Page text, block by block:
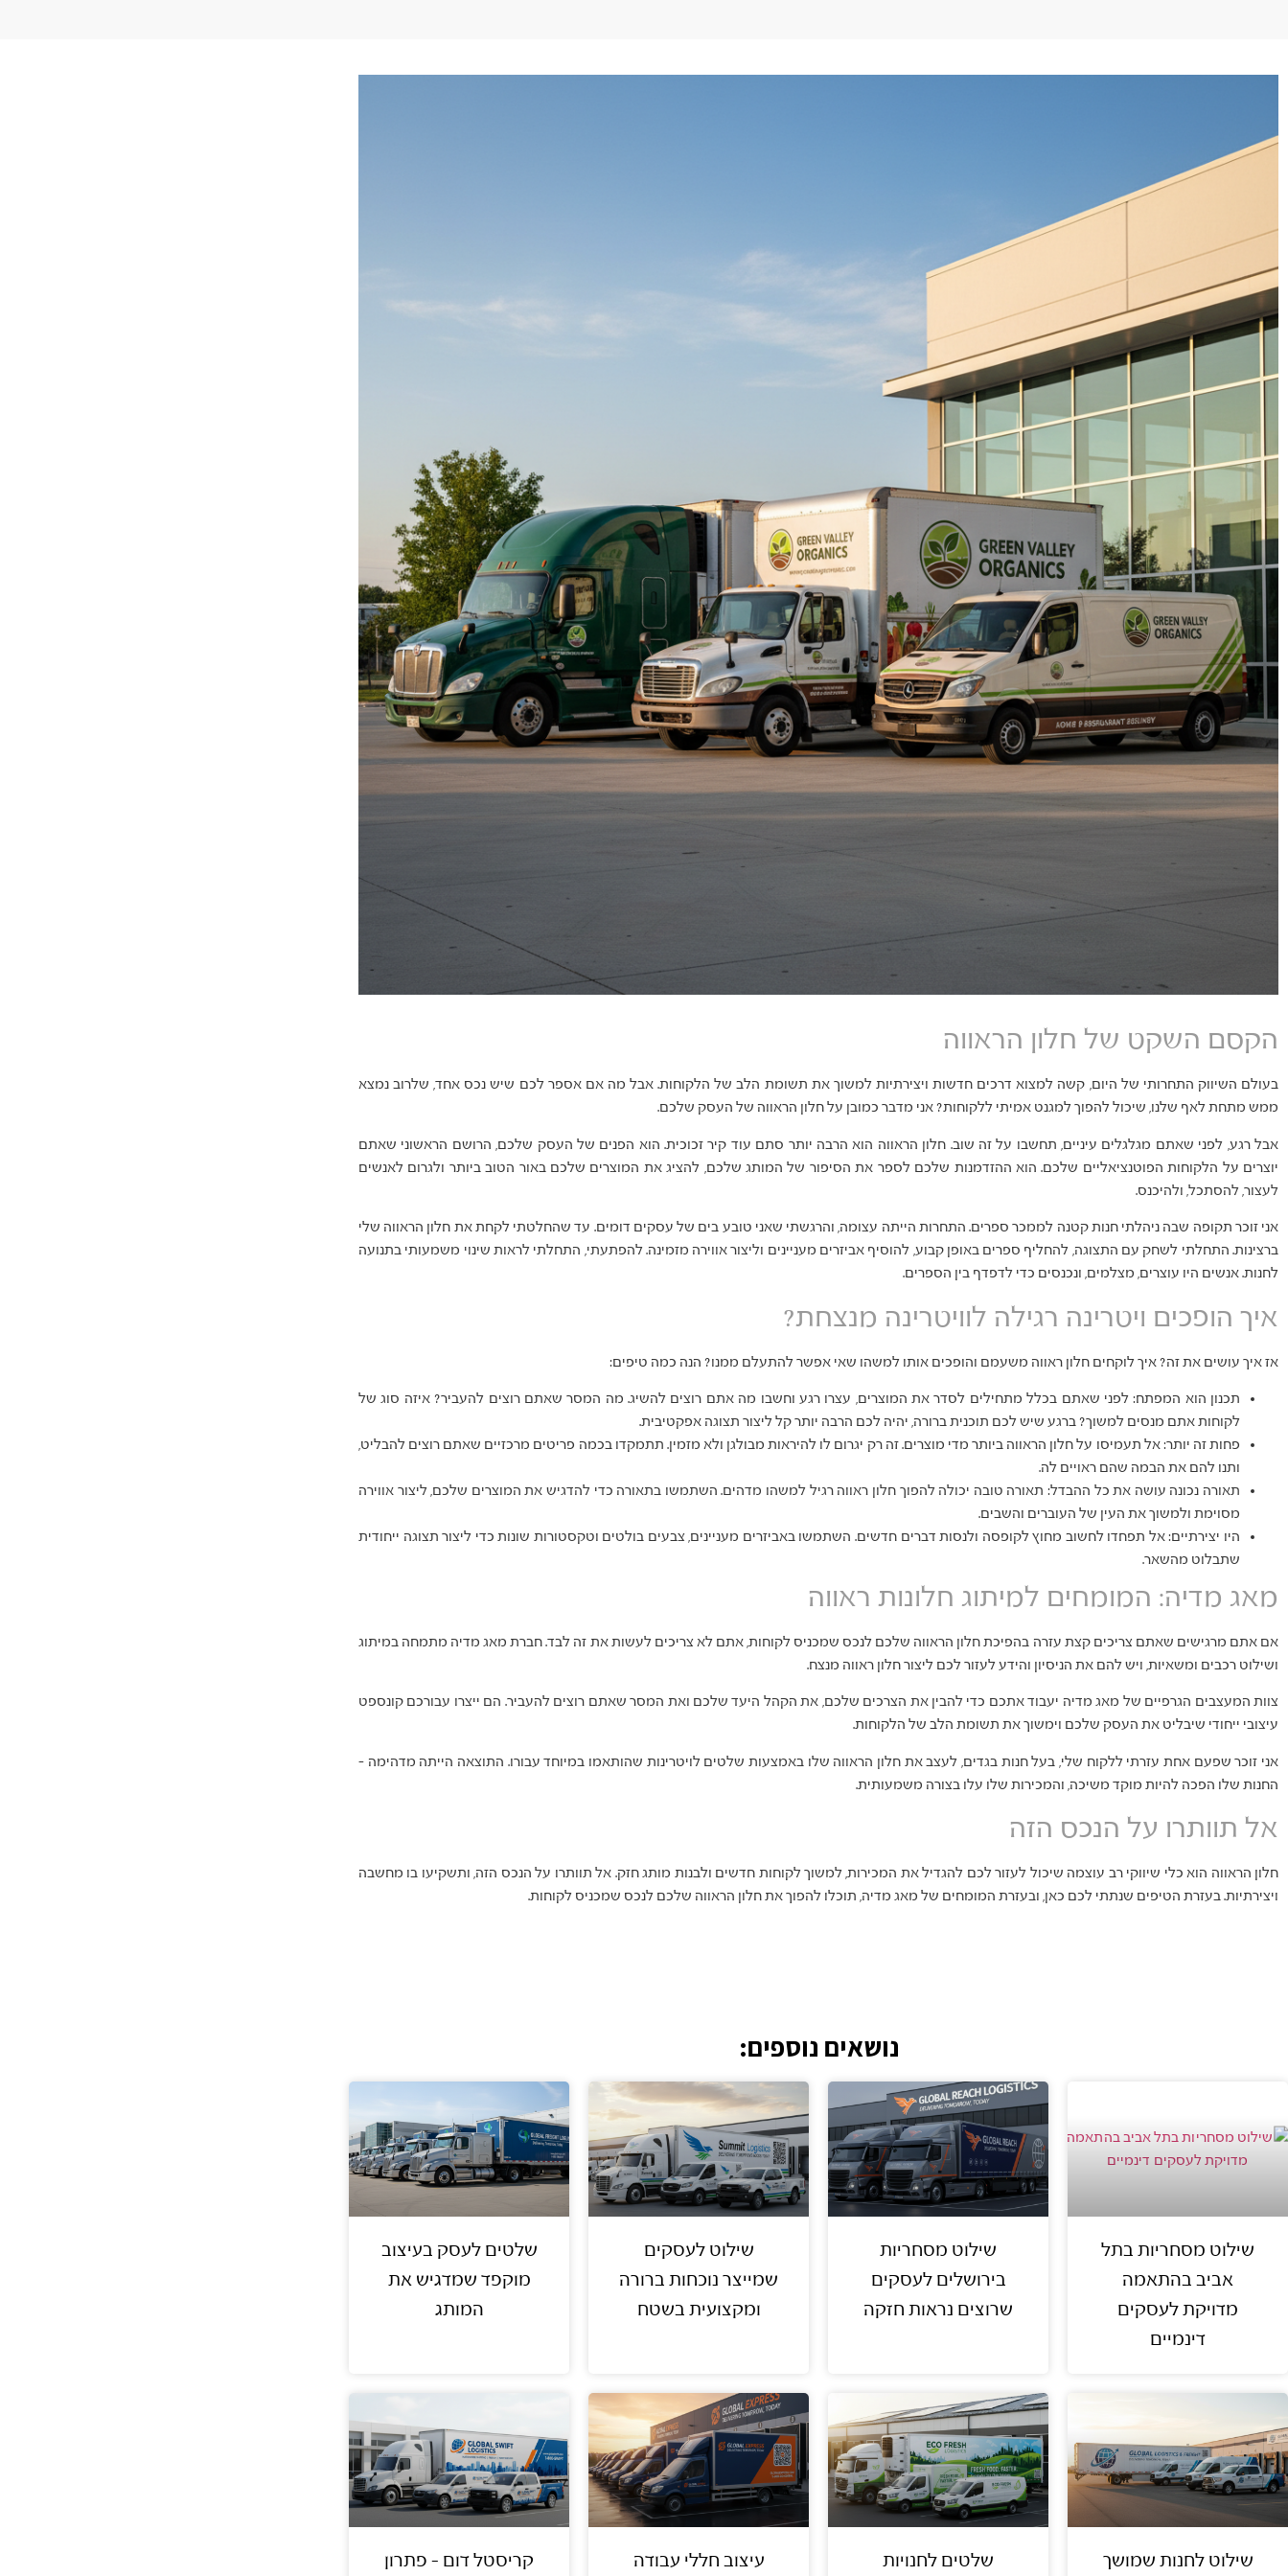
הקסם השקט של חלון הראווה
בעולם השיווק התחרותי של היום, קשה למצוא דרכים חדשות ויצירתיות למשוך את תשומת הלב של הלקוחות. אבל מה אם אספר לכם שיש נכס אחד, שלרוב נמצא
ממש מתחת לאף שלנו, שיכול להפוך למגנט אמיתי ללקוחות? אני מדבר כמובן על חלון הראווה של העסק שלכם.
אבל רגע, לפני שאתם מגלגלים עיניים, תחשבו על זה שוב. חלון הראווה הוא הרבה יותר סתם עוד קיר זכוכית. הוא הפנים של העסק שלכם, הרושם הראשוני שאתם
יוצרים על הלקוחות הפוטנציאליים שלכם. הוא ההזדמנות שלכם לספר את הסיפור של המותג שלכם, להציג את המוצרים שלכם באור הטוב ביותר ולגרום לאנשים
לעצור, להסתכל, ולהיכנס.
אני זוכר תקופה שבה ניהלתי חנות קטנה לממכר ספרים. התחרות הייתה עצומה, והרגשתי שאני טובע בים של עסקים דומים. עד שהחלטתי לקחת את חלון הראווה שלי
ברצינות. התחלתי לשחק עם התצוגה, להחליף ספרים באופן קבוע, להוסיף אביזרים מעניינים וליצור אווירה מזמינה. להפתעתי, התחלתי לראות שינוי משמעותי בתנועה
לחנות. אנשים היו עוצרים, מצלמים, ונכנסים כדי לדפדף בין הספרים.
איך הופכים ויטרינה רגילה לוויטרינה מנצחת?
אז איך עושים את זה? איך לוקחים חלון ראווה משעמם והופכים אותו למשהו שאי אפשר להתעלם ממנו? הנה כמה טיפים:
תכנון הוא המפתח: לפני שאתם בכלל מתחילים לסדר את המוצרים, עצרו רגע וחשבו מה אתם רוצים להשיג. מה המסר שאתם רוצים להעביר? איזה סוג של
לקוחות אתם מנסים למשוך? ברגע שיש לכם תוכנית ברורה, יהיה לכם הרבה יותר קל ליצור תצוגה אפקטיבית.
פחות זה יותר: אל תעמיסו על חלון הראווה ביותר מדי מוצרים. זה רק יגרום לו להיראות מבולגן ולא מזמין. תתמקדו בכמה פריטים מרכזיים שאתם רוצים להבליט,
ותנו להם את הבמה שהם ראויים לה.
תאורה נכונה עושה את כל ההבדל: תאורה טובה יכולה להפוך חלון ראווה רגיל למשהו מדהים. השתמשו בתאורה כדי להדגיש את המוצרים שלכם, ליצור אווירה
מסוימת ולמשוך את העין של העוברים והשבים.
היו יצירתיים: אל תפחדו לחשוב מחוץ לקופסה ולנסות דברים חדשים. השתמשו באביזרים מעניינים, צבעים בולטים וטקסטורות שונות כדי ליצור תצוגה ייחודית
שתבלוט מהשאר.
מאג מדיה: המומחים למיתוג חלונות ראווה
אם אתם מרגישים שאתם צריכים קצת עזרה בהפיכת חלון הראווה שלכם לנכס שמכניס לקוחות, אתם לא צריכים לעשות את זה לבד. חברת מאג מדיה מתמחה במיתוג
ושילוט רכבים ומשאיות, ויש להם את הניסיון והידע לעזור לכם ליצור חלון ראווה מנצח.
צוות המעצבים הגרפיים של מאג מדיה יעבוד אתכם כדי להבין את הצרכים שלכם, את הקהל היעד שלכם ואת המסר שאתם רוצים להעביר. הם ייצרו עבורכם קונספט
עיצובי ייחודי שיבליט את העסק שלכם וימשוך את תשומת הלב של הלקוחות.
אני זוכר שפעם אחת עזרתי ללקוח שלי, בעל חנות בגדים, לעצב את חלון הראווה שלו באמצעות שלטים לויטרינות שהותאמו במיוחד עבורו. התוצאה הייתה מדהימה –
החנות שלו הפכה להיות מוקד משיכה, והמכירות שלו עלו בצורה משמעותית.
אל תוותרו על הנכס הזה
חלון הראווה הוא כלי שיווקי רב עוצמה שיכול לעזור לכם להגדיל את המכירות, למשוך לקוחות חדשים ולבנות מותג חזק. אל תוותרו על הנכס הזה, ותשקיעו בו מחשבה
ויצירתיות. בעזרת הטיפים שנתתי לכם כאן, ובעזרת המומחים של מאג מדיה, תוכלו להפוך את חלון הראווה שלכם לנכס שמכניס לקוחות.
נושאים נוספים:
שילוט מסחריות בתל
אביב בהתאמה
מדויקת לעסקים
דינמיים
שילוט מסחריות
בירושלים לעסקים
שרוצים נראות חזקה
שילוט לעסקים
שמייצר נוכחות ברורה
ומקצועית בשטח
שלטים לעסק בעיצוב
מוקפד שמדגיש את
המותג
שילוט לחנות שמושך שלטים לחנויות עיצוב חללי עבודה קריסטל דום – פתרון